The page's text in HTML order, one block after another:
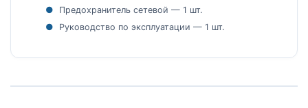
Предохранитель сетевой — 1 шт.
Руководство по эксплуатации — 1 шт.